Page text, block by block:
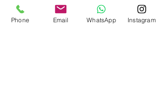
Phone Email WhatsApp Instagram